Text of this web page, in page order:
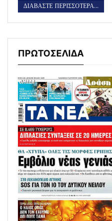
ΔΙΑΒΑΣΤΕ ΠΕΡΙΣΣΟΤΕΡΑ...
ΠΡΩΤΟΣΕΛΙΔΑ